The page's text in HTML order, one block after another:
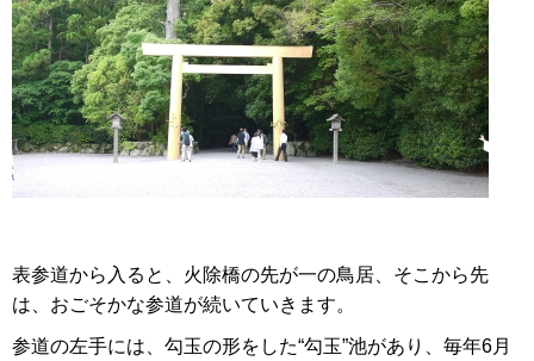
表参道から入ると、火除橋の先が一の鳥居、そこから先
は、おごそかな参道が続いていきます。
参道の左手には、勾玉の形をした“勾玉”池があり、毎年6月